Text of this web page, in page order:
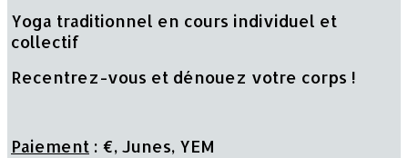
Yoga traditionnel en cours individuel et
collectif
Recentrez-vous et dénouez votre corps !
Paiement : €, Junes, YEM